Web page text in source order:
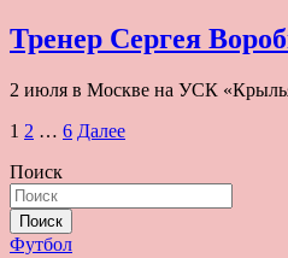
Тренер Сергея
2 июля в Москве на УСК
Пагинация
записей
1 2 … 6 Далее
Поиск
Поиск
Футбол